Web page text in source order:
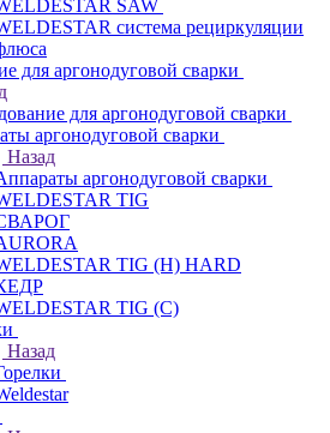
SAW
система рециркуляции
для аргонодуговой сварки
для аргонодуговой сварки
аргонодуговой сварки
Назад
аргонодуговой сварки
TIG
TIG (H) HARD
TIG (С)
Назад